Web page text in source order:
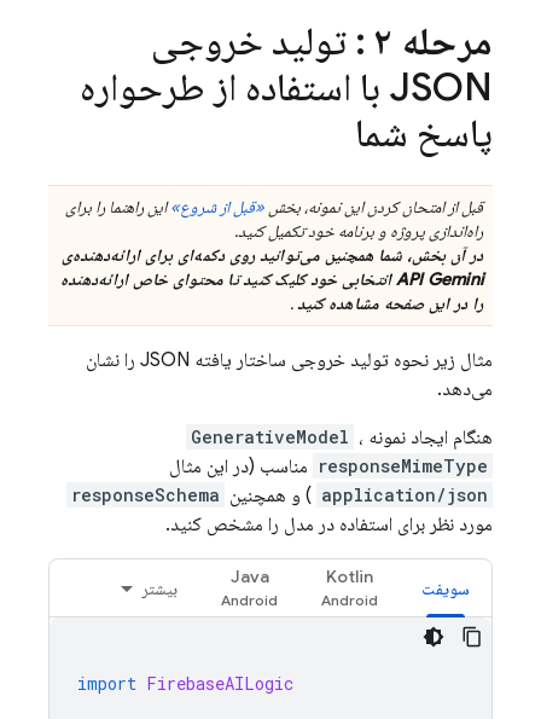
مرحله ۲
: تولید خروجی
JSON با استفاده از طرحواره
پاسخ شما
قبل از امتحان کردن این نمونه، بخش «قبل از شروع»این راهنما را برای
راه‌اندازی پروژه و برنامه خود تکمیل کنید.
در آن بخش، شما همچنین می‌توانید روی دکمه‌ای برای ارائه‌دهنده‌ی
API Geminiانتخابی خود کلیک کنید تا محتوای خاص ارائه‌دهنده
را در این صفحه مشاهده کنید.
مثال زیر نحوه تولید خروجی ساختار یافته JSON را نشان
می‌دهد.
هنگام ایجاد نمونه
GenerativeModel ،
responseMimeType مناسب (در این مثال
application/json ) و همچنین responseSchema
مورد نظر برای استفاده در مدل را مشخص کنید.
سویفت
Kotlin
Java
بیشتر
import FirebaseAILogic